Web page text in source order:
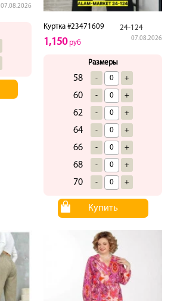
07.08.2026
Куртка #23471609 24-124
07.08.2026
1,150руб
Размеры
58 - +
60 - +
62 - +
64 - +
66 - +
68 - +
70 - +
Купить